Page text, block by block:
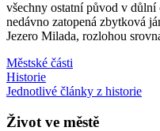
všechny ostatní původ v
nedávno zatopená zbytková
Jezero Milada, rozlohou
Městské části
Historie
Jednotlivé články z historie
Život ve městě